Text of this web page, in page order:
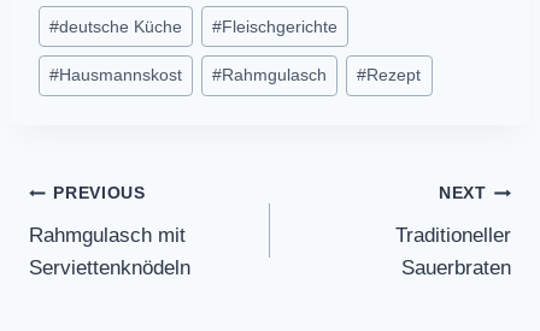
Post
Tags:
#deutsche Küche #Fleischgerichte
#Hausmannskost #Rahmgulasch #Rezept
Post
navigation
PREVIOUS
Rahmgulasch mit
Serviettenknödeln
NEXT
Traditioneller
Sauerbraten